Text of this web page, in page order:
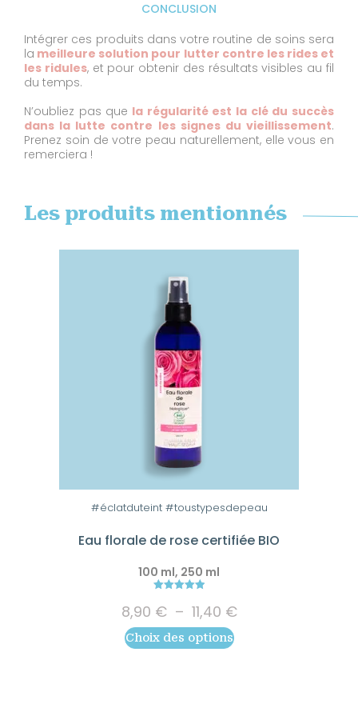
CONCLUSION
Intégrer ces produits dans votre routine de soins sera
la meilleure solution pour lutter contre les rides et
les ridules, et pour obtenir des résultats visibles au fil
du temps.
N’oubliez pas que la régularité est la clé du succès
dans la lutte contre les signes du vieillissement.
Prenez soin de votre peau naturellement, elle vous en
remerciera !
Les produits mentionnés
#éclatduteint #toustypesdepeau
Eau florale de rose certifiée BIO
100 ml, 250 ml
out of 5
8,90 € – 11,40 €Plage
Choix des options
Ce
produit
plusieurs
variations.
options
être
choisies